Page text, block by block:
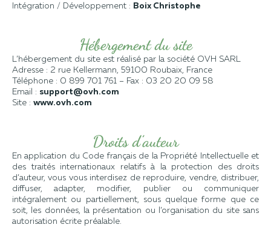
Intégration / Développement : Boix Christophe
Hébergement du site
L’hébergement du site est réalisé par la société OVH SARL
Adresse : 2 rue Kellermann, 59100 Roubaix, France
Téléphone : 0 899 701 761 – Fax : 03 20 20 09 58
Email : support@ovh.com
Site : www.ovh.com
Droits d’auteur
En application du Code français de la Propriété Intellectuelle et
des traités internationaux relatifs à la protection des droits
d’auteur, vous vous interdisez de reproduire, vendre, distribuer,
diffuser, adapter, modifier, publier ou communiquer
intégralement ou partiellement, sous quelque forme que ce
soit, les données, la présentation ou l’organisation du site sans
autorisation écrite préalable.